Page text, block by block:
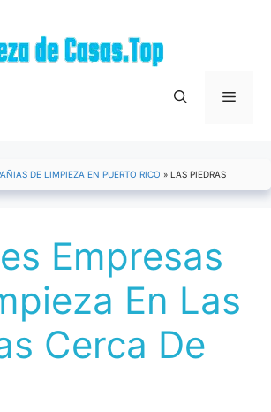
Menú
DE LIMPIEZA EN PUERTO RICO » LAS PIEDRAS
Empresas
En Las
Cerca De